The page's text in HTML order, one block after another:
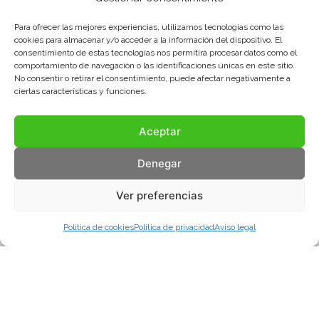
Para ofrecer las mejores experiencias, utilizamos tecnologías como las
cookies para almacenar y/o acceder a la información del dispositivo. El
consentimiento de estas tecnologías nos permitirá procesar datos como el
comportamiento de navegación o las identificaciones únicas en este sitio.
No consentir o retirar el consentimiento, puede afectar negativamente a
ciertas características y funciones.
Aceptar
Denegar
Ver preferencias
Política de cookiesPolítica de privacidadAviso legal